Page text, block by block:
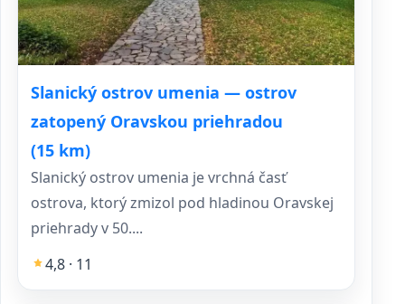
Slanický ostrov umenia — ostrov
zatopený Oravskou priehradou
(15 km)
Slanický ostrov umenia je vrchná časť
ostrova, ktorý zmizol pod hladinou Oravskej
priehrady v 50....
4,8 · 11